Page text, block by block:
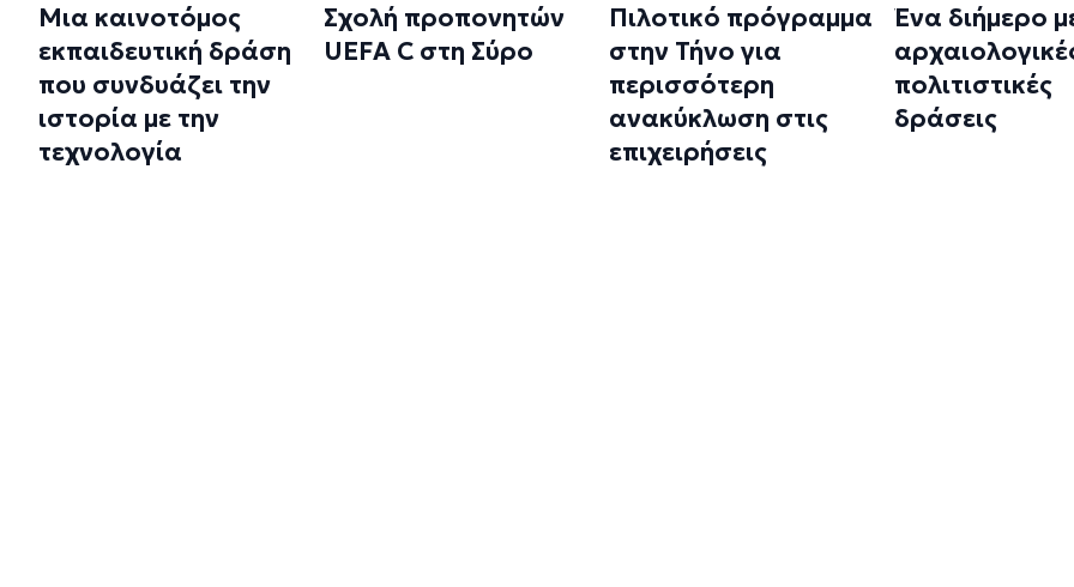
Μια καινοτόμος
εκπαιδευτική δράση
που συνδυάζει την
ιστορία με την
τεχνολογία
Σχολή προπονητών
UEFA C στη Σύρο
Πιλοτικό πρόγραμμα
στην Τήνο για
περισσότερη
ανακύκλωση στις
επιχειρήσεις
Ένα διήμερο
πολιτιστικές
δράσεις